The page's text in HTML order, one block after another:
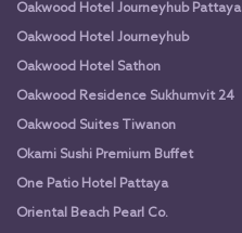
Oakwood Hotel Journeyhub Pattaya
Oakwood Hotel Journeyhub
Oakwood Hotel Sathon
Oakwood Residence Sukhumvit 24
Oakwood Suites Tiwanon
Okami Sushi Premium Buffet
One Patio Hotel Pattaya
Oriental Beach Pearl Co.